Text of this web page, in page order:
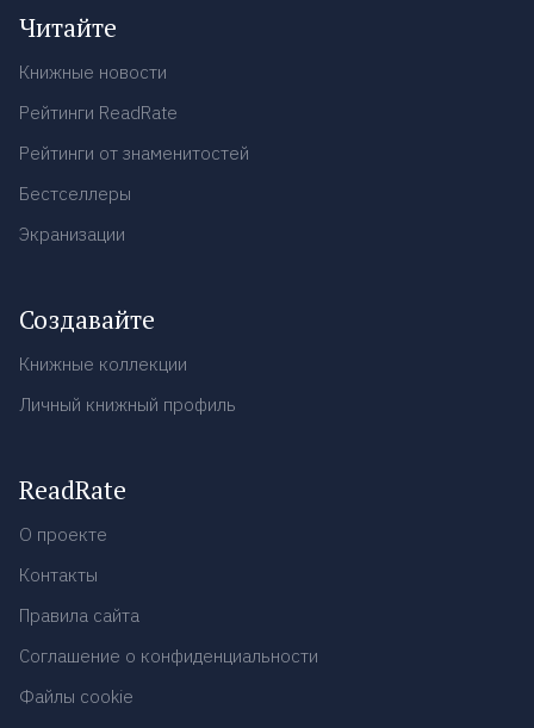
Читайте
Книжные новости
Рейтинги ReadRate
Рейтинги от знаменитостей
Бестселлеры
Экранизации
Создавайте
Книжные коллекции
Личный книжный профиль
ReadRate
О проекте
Контакты
Правила сайта
Соглашение о конфиденциальности
Файлы cookie